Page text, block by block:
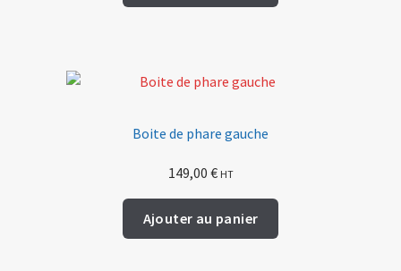
Boite de phare gauche
149,00 € HT
Ajouter au panier